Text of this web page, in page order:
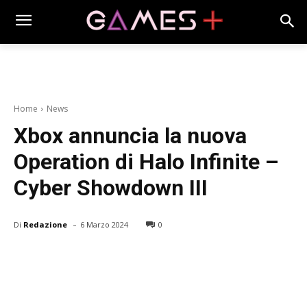
Home News
Xbox annuncia la nuova
Operation di Halo Infinite –
Cyber Showdown III
Di Redazione - 6 Marzo 2024 0